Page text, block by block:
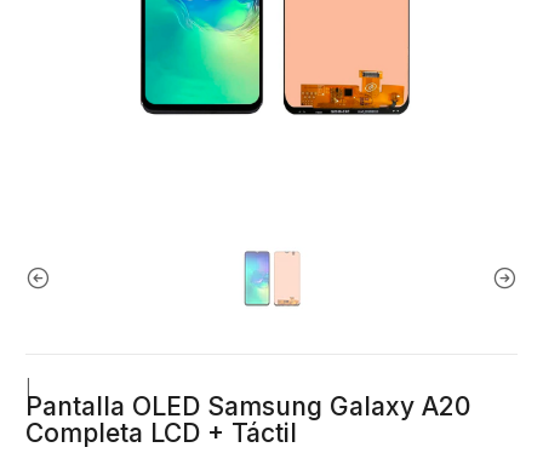
Pantalla OLED Samsung Galaxy A20
Completa LCD + Táctil